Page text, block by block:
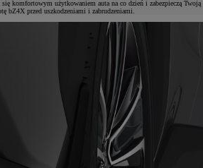
komfortowym użytkowaniem auta na co dzień i zabezpieczą Twoją
bZ4X przed uszkodzeniami i zabrudzeniami.